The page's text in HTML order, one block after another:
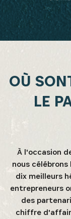
OÙ
LE
À l'occasion
nous
dix meilleurs
entrepreneurs
des
chiffre